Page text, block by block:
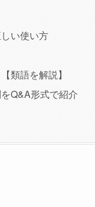
い使い方
類語を解説】
Q&A形式で紹介